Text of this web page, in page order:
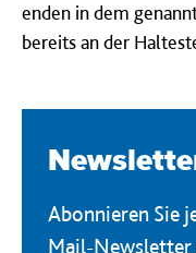
enden in dem
bereits an der
Abonnieren Sie
Mail-Newsletter